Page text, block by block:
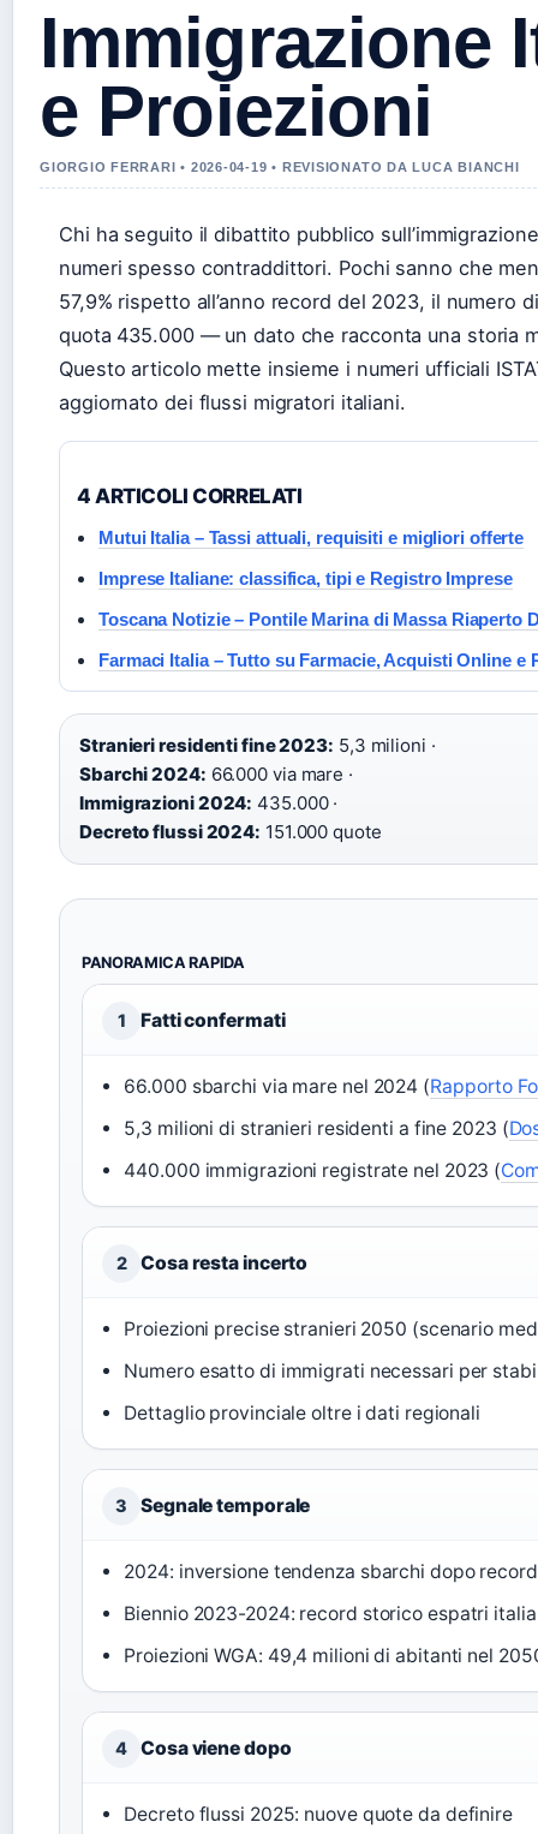
Immigrazione
e Proiezioni
GIORGIO FERRARI • 2026-04-19 • REVISIONATO DA LUCA BIANCHI
Chi ha seguito il dibattito pubblico
numeri spesso contraddittori. Pochi sanno che
57,9% rispetto all’anno record del 2023, il
quota 435.000 — un dato che racconta una storia
Questo articolo mette insieme i numeri ufficiali
aggiornato dei flussi migratori italiani.
4 ARTICOLI CORRELATI
Mutui Italia – Tassi attuali, requisiti e migliori offerte
Imprese Italiane: classifica, tipi e Registro Imprese
Toscana Notizie – Pontile Marina di Massa Riaperto
Farmaci Italia – Tutto su Farmacie, Acquisti Online e
Stranieri residenti fine 2023: 5,3 milioni ·
Sbarchi 2024: 66.000 via mare ·
Immigrazioni 2024: 435.000 ·
Decreto flussi 2024: 151.000 quote
PANORAMICA RAPIDA
1 Fatti confermati
66.000 sbarchi via mare nel 2024 (Rapporto
5,3 milioni di stranieri residenti a fine 2023 (
440.000 immigrazioni registrate nel 2023 (
2 Cosa resta incerto
Proiezioni precise stranieri 2050 (scenario
Numero esatto di immigrati necessari per
Dettaglio provinciale oltre i dati regionali
3 Segnale temporale
2024: inversione tendenza sbarchi dopo
Biennio 2023-2024: record storico espatri
Proiezioni WGA: 49,4 milioni di abitanti nel
4 Cosa viene dopo
Decreto flussi 2025: nuove quote da definire